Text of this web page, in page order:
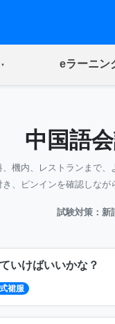
eラーニン
中国語
機内、レストランまで、
、ピンインを確認しなが
試験対策：新
いけばいいかな？
裙服